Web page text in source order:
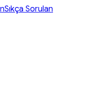
Sıkça Sorulan